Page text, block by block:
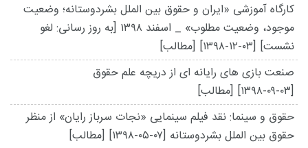
کارگاه آموزشی «ایران و حقوق بین الملل بشردوستانه؛ وضعیت
موجود، وضعیت مطلوب» _ اسفند ۱۳۹۸ [به روز رسانی: لغو
نشست] [۱۳۹۸-۱۲-۰۳] [مطالب]
صنعت بازی های رایانه ای از دریچه علم حقوق
[۱۳۹۸-۰۹-۰۳] [مطالب]
حقوق و سینما: نقد فیلم سینمایی «نجات سرباز رایان» از منظر
حقوق بین الملل بشردوستانه [۱۳۹۸-۰۵-۰۷] [مطالب]